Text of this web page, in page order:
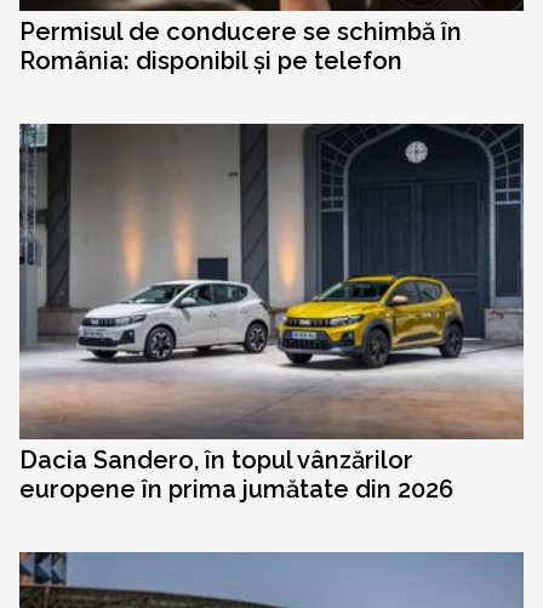
Permisul de conducere se schimbă în
România: disponibil și pe telefon
Dacia Sandero, în topul vânzărilor
europene în prima jumătate din 2026